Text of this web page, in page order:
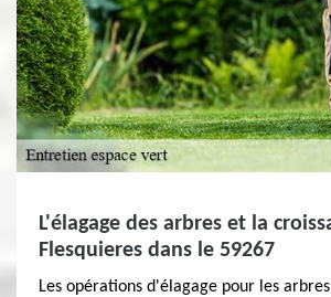
L'élagage des arbres et la
Flesquieres dans le 59267
Les opérations d'élagage pour les